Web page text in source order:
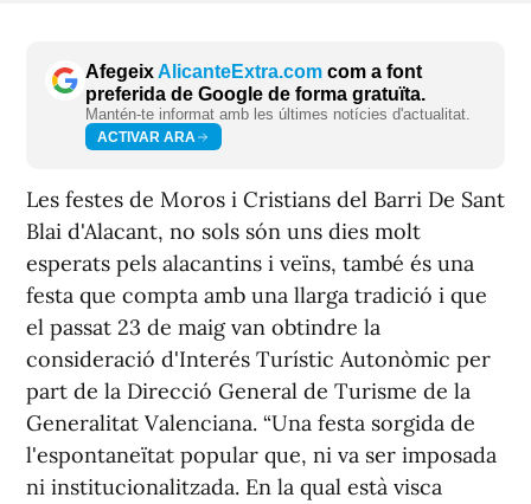
AfegeixAlicanteExtra.com com a font
preferida de Google de forma gratuïta.
Mantén-te informat amb les últimes notícies d'actualitat.
ACTIVAR ARA
Les festes de Moros i Cristians del Barri De Sant
Blai d'Alacant, no sols són uns dies molt
esperats pels alacantins i veïns, també és una
festa que compta amb una llarga tradició i que
el passat 23 de maig van obtindre la
consideració d'Interés Turístic Autonòmic per
part de la Direcció General de Turisme de la
Generalitat Valenciana. “Una festa sorgida de
l'espontaneïtat popular que, ni va ser imposada
ni institucionalitzada. En la qual està visca